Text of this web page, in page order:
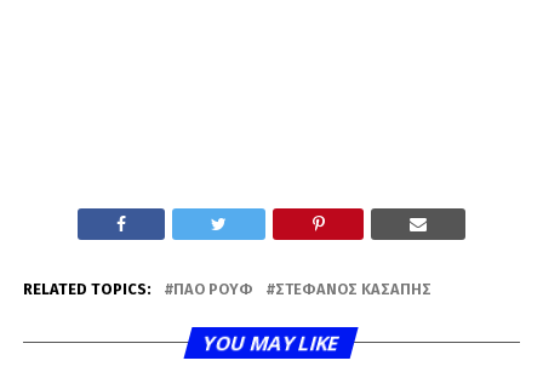
RELATED TOPICS: ΠΑΟ ΡΟΥΦ ΣΤΈΦΑΝΟΣ ΚΑΣΆΠΗΣ
YOU MAY LIKE